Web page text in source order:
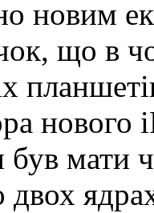
новим
що в
нового
мати
двох